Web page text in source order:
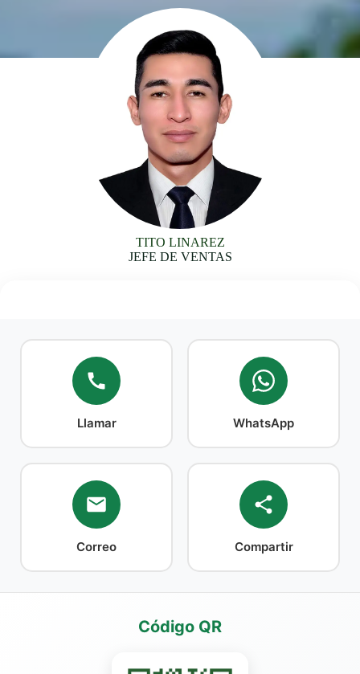
TITO LINAREZ
JEFE DE VENTAS
Llamar WhatsApp
Correo Compartir
Código QR